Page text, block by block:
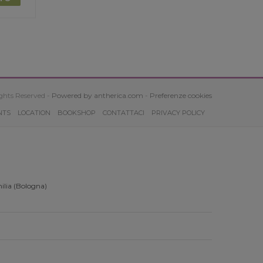
Reserved - Powered by antherica.com - Preferenze cookies
LOCATION BOOKSHOP CONTATTACI PRIVACY POLICY
(Bologna)